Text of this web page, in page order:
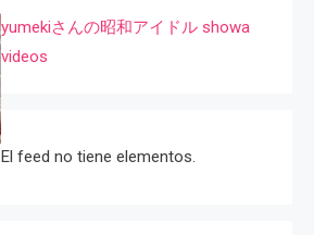
yumekiさんの昭和アイドル showa
videos
El feed no tiene elementos.